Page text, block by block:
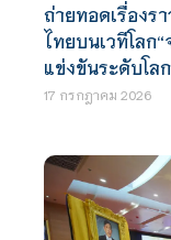
ถ่ายทอดเรื่องร
ไทยบนเวทีโลก
แข่งขันระดับโล
17 กรกฎาคม 2026